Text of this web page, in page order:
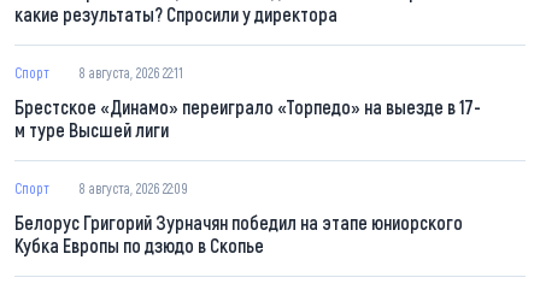
какие результаты? Спросили у директора
Спорт 8 августа, 2026 22:11
Брестское «Динамо» переиграло «Торпедо» на выезде в 17-
м туре Высшей лиги
Спорт 8 августа, 2026 22:09
Белорус Григорий Зурначян победил на этапе юниорского
Кубка Европы по дзюдо в Скопье